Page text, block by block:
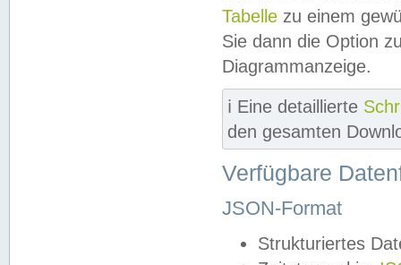
Tabelle zu einem
Sie dann die Option
Diagrammanzeige.
ℹ️ Eine detaillierte
den gesamten
Verfügbare
JSON-Format
Strukturiertes